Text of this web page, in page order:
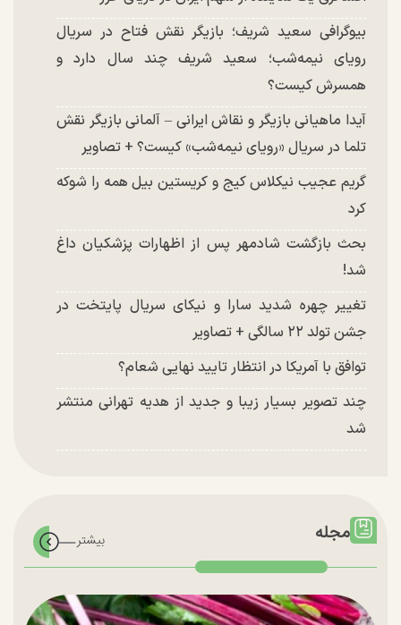
بیوگرافی سعید شریف؛ بازیگر نقش فتاح در سریال
رویای نیمه‌شب؛ سعید شریف چند سال دارد و
همسرش کیست؟
آیدا ماهیانی بازیگر و نقاش ایرانی – آلمانی بازیگر نقش
تلما در سریال «رویای نیمه‌شب» کیست؟ + تصاویر
گریم عجیب نیکلاس کیج و کریستین بیل همه را شوکه
کرد
بحث بازگشت شادمهر پس از اظهارات پزشکیان داغ
شد!
تغییر چهره شدید سارا و نیکای سریال پایتخت در
جشن تولد ۲۲ سالگی + تصاویر
توافق با آمریکا در انتظار تایید نهایی شعام؟
چند تصویر بسیار زیبا و جدید از هدیه تهرانی منتشر
شد
مجله